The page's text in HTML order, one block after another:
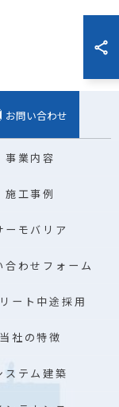
お問い合わせ
事業内容
施工事例
ーモバリア
合わせフォーム
ート中途採用
当社の特徴
ステム建築